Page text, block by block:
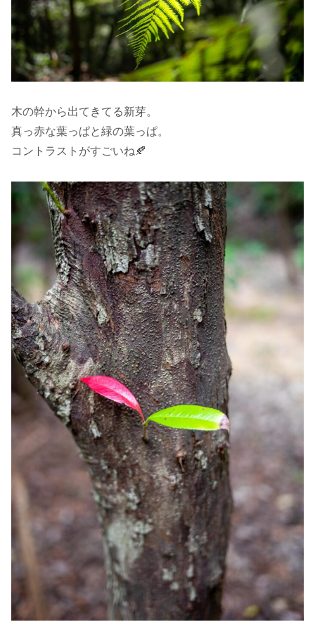
木の幹から出てきてる新芽。
真っ赤な葉っぱと緑の葉っぱ。
コントラストがすごいね🍂